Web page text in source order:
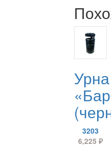
Урна
3203
6,225 ₽